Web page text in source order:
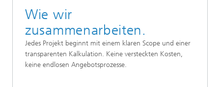
Wie wir
zusammenarbeiten.
Jedes Projekt beginnt mit einem klaren Scope und einer
transparenten Kalkulation. Keine versteckten Kosten,
keine endlosen Angebotsprozesse.